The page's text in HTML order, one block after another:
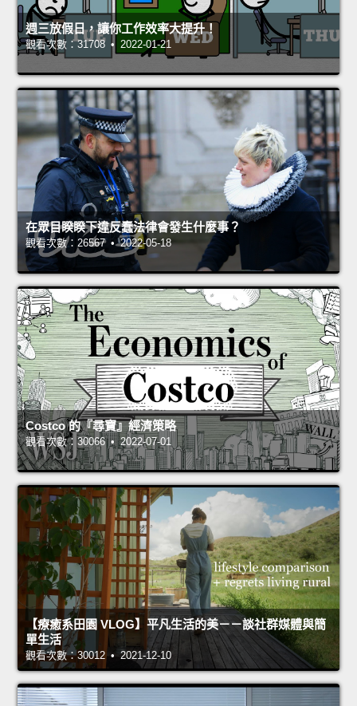
週三放假日，讓你工作效率大提升！
觀看次數：31708 • 2022-01-21
在眾目睽睽下違反蠢法律會發生什麼事？
觀看次數：26567 • 2022-05-18
Costco 的『尋寶』經濟策略
觀看次數：30066 • 2022-07-01
【療癒系田園 VLOG】平凡生活的美－－談社群媒體與簡
單生活
觀看次數：30012 • 2021-12-10